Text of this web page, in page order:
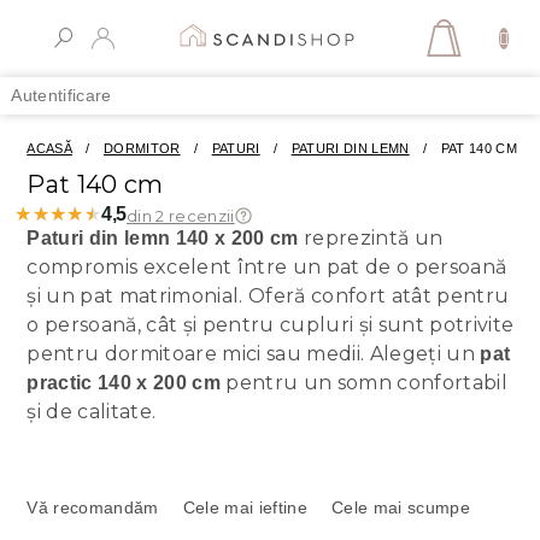
conținut
Autentificare
COŞ
ACASĂ / DORMITOR / PATURI / PATURI DIN LEMN / PAT 140 CM
Pat 140 cm
★★★★★
★★★★★4,5din 2 recenzii
Paturi din lemn 140 x 200 cm reprezintă un
compromis excelent între un pat de o persoană
și un pat matrimonial. Oferă confort atât pentru
o persoană, cât și pentru cupluri și sunt potrivite
pentru dormitoare mici sau medii. Alegeți un pat
practic 140 x 200 cmpentru un somn confortabil
și de calitate.
eVă recomandăm Cele mai ieftine Cele mai scumpe